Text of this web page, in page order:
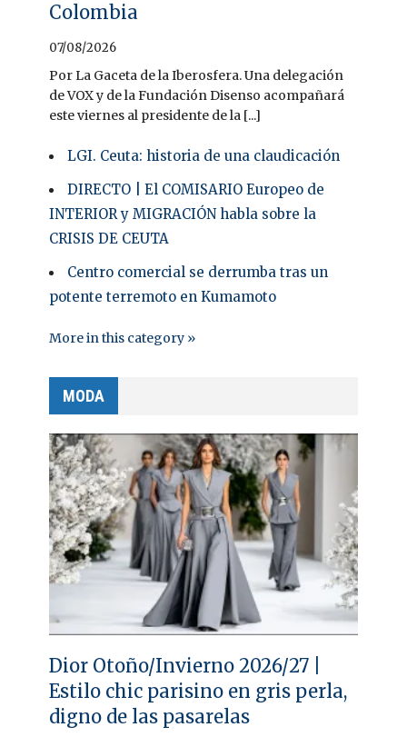
Colombia
07/08/2026
Por La Gaceta de la Iberosfera. Una delegación
de VOX y de la Fundación Disenso acompañará
este viernes al presidente de la [...]
LGI. Ceuta: historia de una claudicación
DIRECTO | El COMISARIO Europeo de
INTERIOR y MIGRACIÓN habla sobre la
CRISIS DE CEUTA
Centro comercial se derrumba tras un
potente terremoto en Kumamoto
More in this category »
MODA
Dior Otoño/Invierno 2026/27 |
Estilo chic parisino en gris perla,
digno de las pasarelas